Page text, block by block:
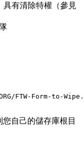
具有清除特權（參見
FTW-Form-to-
您自己的儲存庫根目